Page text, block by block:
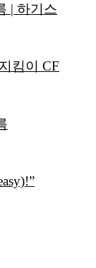
| 하기스
킴이 CF